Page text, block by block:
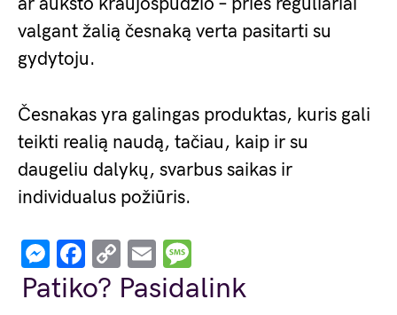
valgant žalią česnaką verta pasitarti su
gydytoju.
Česnakas yra galingas produktas, kuris gali
teikti realią naudą, tačiau, kaip ir su
daugeliu dalykų, svarbus saikas ir
individualus požiūris.
Messenger
Facebook
Copy
Link
Email
Patiko? Pasidalink